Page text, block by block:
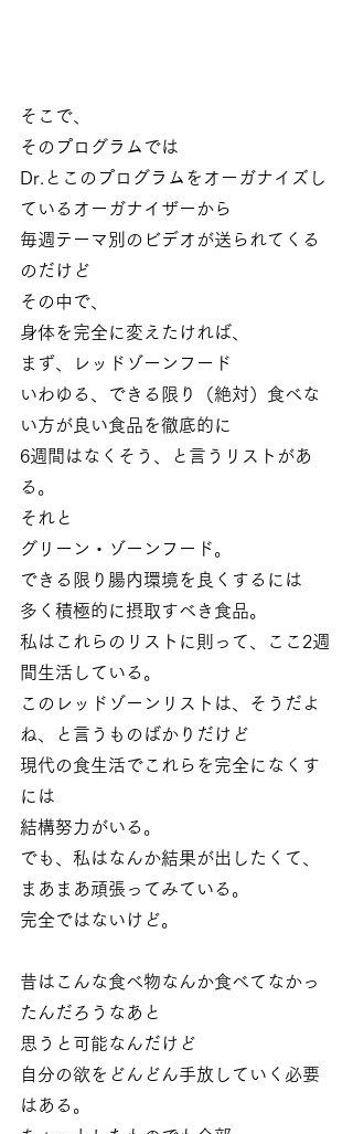
そこで、
そのプログラムでは
Dr.とこのプログラムをオーガナイズし
ているオーガナイザーから
毎週テーマ別のビデオが送られてくる
のだけど
その中で、
身体を完全に変えたければ、
まず、レッドゾーンフード
いわゆる、できる限り（絶対）食べな
い方が良い食品を徹底的に
6週間はなくそう、と言うリストがあ
る。
それと
グリーン・ゾーンフード。
できる限り腸内環境を良くするには
多く積極的に摂取すべき食品。
私はこれらのリストに則って、ここ2週
間生活している。
このレッドゾーンリストは、そうだよ
ね、と言うものばかりだけど
現代の食生活でこれらを完全になくす
には
結構努力がいる。
でも、私はなんか結果が出したくて、
まあまあ頑張ってみている。
完全ではないけど。
昔はこんな食べ物なんか食べてなかっ
たんだろうなあと
思うと可能なんだけど
自分の欲をどんどん手放していく必要
はある。